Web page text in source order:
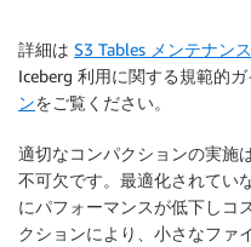
詳細は S3 Tables メンテナン
Iceberg 利用に関する規範的
ンをご覧ください。
適切なコンパクションの実施
不可欠です。最適化されてい
にパフォーマンスが低下しコ
クションにより、小さなファ